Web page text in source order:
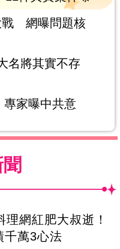
戰 網曝問題核
名將其實不存
家曝中共意
理網紅肥大叔逝！
千萬3心法